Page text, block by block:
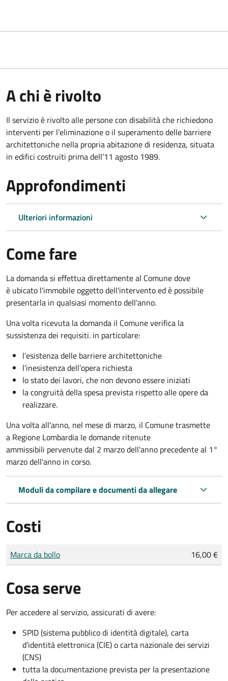
A chi è rivolto
Il servizio è rivolto alle persone con disabilità che richiedono
interventi per l’eliminazione o il superamento delle barriere
architettoniche nella propria abitazione di residenza, situata
in edifici costruiti prima dell’11 agosto 1989.
Approfondimenti
Ulteriori informazioni
Come fare
La domanda si effettua direttamente al Comune dove
è ubicato l'immobile oggetto dell'intervento ed è possibile
presentarla in qualsiasi momento dell'anno.
Una volta ricevuta la domanda il Comune verifica la
sussistenza dei requisiti. in particolare:
l’esistenza delle barriere architettoniche
l’inesistenza dell’opera richiesta
lo stato dei lavori, che non devono essere iniziati
la congruità della spesa prevista rispetto alle opere da
realizzare.
Una volta all'anno, nel mese di marzo, il Comune trasmette
a Regione Lombardia le domande ritenute
ammissibili pervenute dal 2 marzo dell'anno precedente al 1°
marzo dell'anno in corso.
Moduli da compilare e documenti da allegare
Costi
Tipo di pagamento
Importo
Marca da bollo 16,00 €
Cosa serve
Per accedere al servizio, assicurati di avere:
SPID (sistema pubblico di identità digitale), carta
d’identità elettronica (CIE) o carta nazionale dei servizi
(CNS)
tutta la documentazione prevista per la presentazione